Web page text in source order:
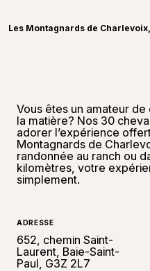
Les Montagnards de
Vous êtes un amateur
la matière? Nos 30
adorer l’expérience
Montagnards de
randonnée au ranch ou
kilomètres, votre
simplement.
ADRESSE
652, chemin Saint-
Laurent, Baie-Saint-
Paul, G3Z 2L7